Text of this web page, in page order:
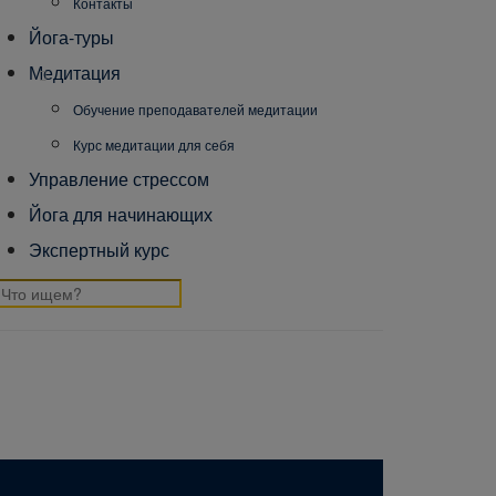
Йога-туры
Медитация
Обучение преподавателей медитации
Курс медитации для себя
Управление стрессом
Йога для начинающих
Экспертный курс